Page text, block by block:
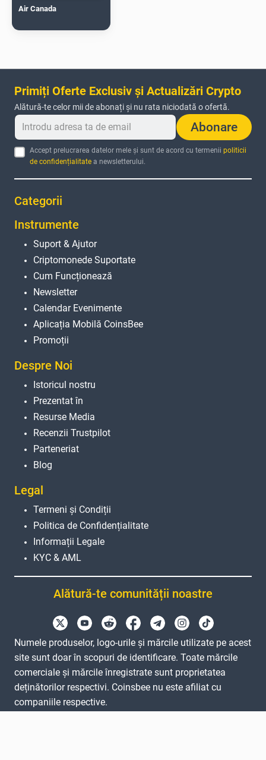
Air Canada
Primiți Oferte Exclusiv și Actualizări Crypto
Alătură-te celor mii de abonați și nu rata niciodată o ofertă.
Abonare
Accept prelucrarea datelor mele și sunt de acord cu termeniipoliticii
de confidențialitate a newsletterului.
Categorii
Instrumente
Suport & Ajutor
Criptomonede Suportate
Cum Funcționează
Newsletter
Calendar Evenimente
Aplicația Mobilă CoinsBee
Promoții
Despre Noi
Istoricul nostru
Prezentat în
Resurse Media
Recenzii Trustpilot
Parteneriat
Blog
Legal
Termeni și Condiții
Politica de Confidențialitate
Informații Legale
KYC & AML
Alătură-te comunității noastre
Numele produselor, logo-urile și mărcile utilizate pe acest
site sunt doar în scopuri de identificare. Toate mărcile
comerciale și mărcile înregistrate sunt proprietatea
deținătorilor respectivi. Coinsbee nu este afiliat cu
companiile respective.